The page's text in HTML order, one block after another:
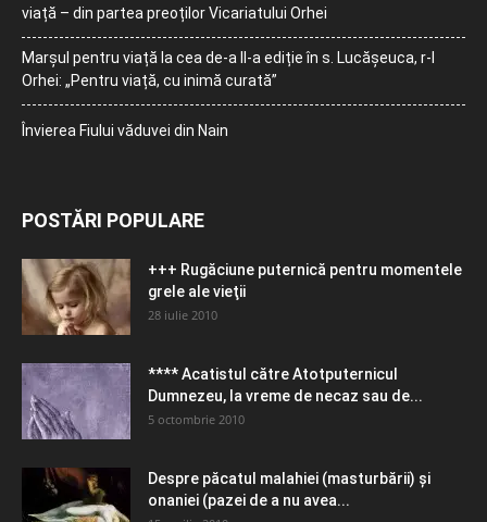
viață – din partea preoților Vicariatului Orhei
Marșul pentru viață la cea de-a II-a ediție în s. Lucășeuca, r-l
Orhei: „Pentru viață, cu inimă curată”
Învierea Fiului văduvei din Nain
POSTĂRI POPULARE
+++ Rugăciune puternică pentru momentele
grele ale vieţii
28 iulie 2010
**** Acatistul către Atotputernicul
Dumnezeu, la vreme de necaz sau de...
5 octombrie 2010
Despre păcatul malahiei (masturbării) şi
onaniei (pazei de a nu avea...